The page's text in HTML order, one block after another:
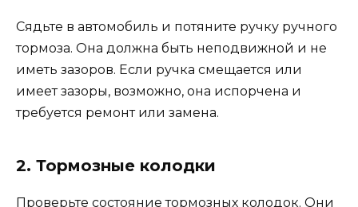
Сядьте в автомобиль и потяните ручку ручного
тормоза. Она должна быть неподвижной и не
иметь зазоров. Если ручка смещается или
имеет зазоры, возможно, она испорчена и
требуется ремонт или замена.
2. Тормозные колодки
Проверьте состояние тормозных колодок. Они